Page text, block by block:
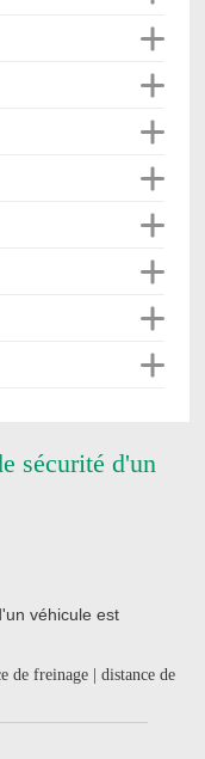
sécurité d'un
véhicule est
de freinage | distance de